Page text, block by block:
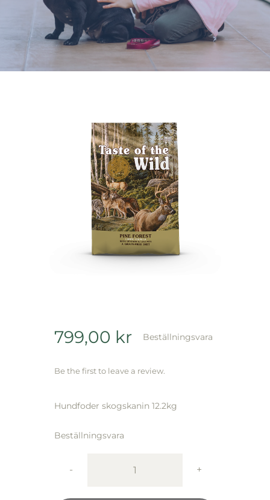
Varumärken
799,00 kr Beställningsvara
Be the first to leave a review.
Hundfoder skogskanin 12.2kg
Beställningsvara
Totw